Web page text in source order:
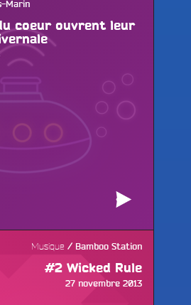
coeur ouvrent leur
Marin
#2 Wicked Rule
Musique Bamboo Station
Publié
27 novembre 2013